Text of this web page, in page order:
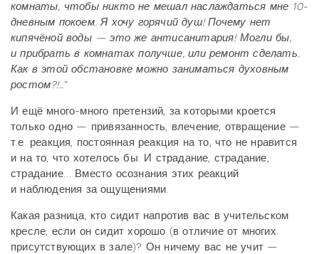
комнаты, чтобы никто не мешал наслаждаться мне 10-
дневным покоем. Я хочу горячий душ! Почему нет
кипячёной воды — это же антисанитария! Могли бы,
и прибрать в комнатах получше, или ремонт сделать.
Как в этой обстановке можно заниматься духовным
ростом?!.."
И ещё много-много претензий, за которыми кроется
только одно — привязанность, влечение, отвращение —
т.е. реакция, постоянная реакция на то, что не нравится
и на то, что хотелось бы. И страдание, страдание,
страдание… Вместо осознания этих реакций
и наблюдения за ощущениями.
Какая разница, кто сидит напротив вас в учительском
кресле, если он сидит хорошо (в отличие от многих
присутствующих в зале)? Он ничему вас не учит —